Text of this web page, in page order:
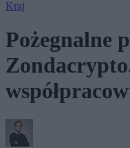
Kraj
Pożegnalne